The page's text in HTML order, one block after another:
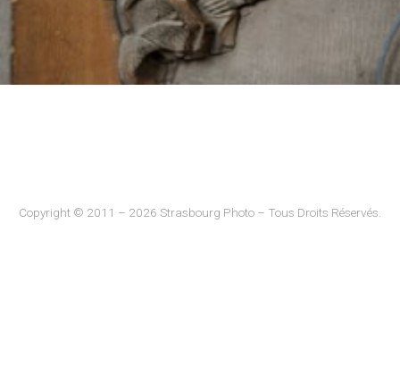
Copyright © 2011 – 2026 Strasbourg Photo – Tous Droits Réservés.